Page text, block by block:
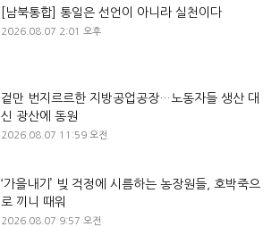
[남북통합] 통일은 선언이 아니라 실천이다
2026.08.07 2:01 오후
겉만 번지르르한 지방공업공장…노동자들 생산 대
신 광산에 동원
2026.08.07 11:59 오전
‘가을내기’ 빚 걱정에 시름하는 농장원들, 호박죽으
로 끼니 때워
2026.08.07 9:57 오전